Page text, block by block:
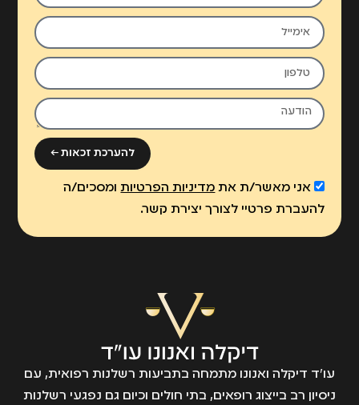
אני מאשר/ת את מדיניות הפרטיותומסכים/ה
להעברת פרטיי לצורך יצירת קשר.
להערכת זכאות ←
עו״ד דיקלה ואנונו מתמחה בתביעות רשלנות רפואית, עם
ניסיון רב בייצוג רופאים, בתי חולים וכיום גם נפגעי רשלנות